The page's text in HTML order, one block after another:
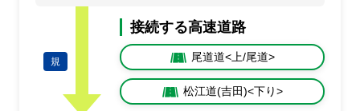
規
接続する高速道路
尾道道<上/尾道>
松江道(吉田)<下り>